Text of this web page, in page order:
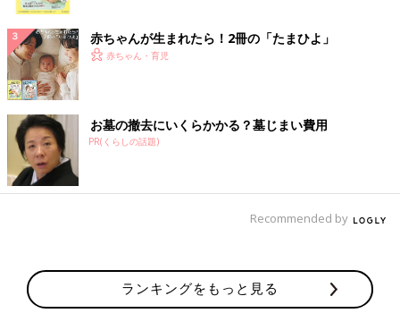
赤ちゃんが生まれたら！2冊の「たまひよ」
赤ちゃん・育児
お墓の撤去にいくらかかる？墓じまい費用
PR(くらしの話題)
Recommended by
ランキングをもっと見る